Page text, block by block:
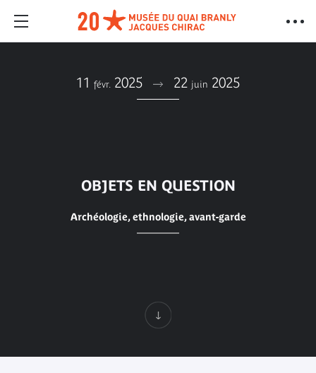
11 févr. 2025 22 juin 2025
OBJETS EN QUESTION
Archéologie, ethnologie, avant-garde